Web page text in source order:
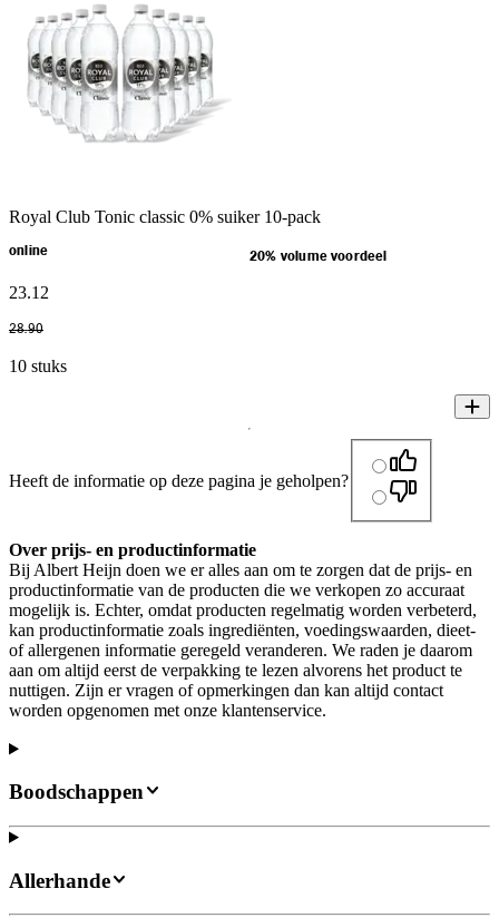
Royal Club Tonic classic 0% suiker 10-pack
online 20% volume voordeel
23.12
28.90
10 stuks
Heeft de informatie op deze pagina je geholpen?
Over prijs- en productinformatie
Bij Albert Heijn doen we er alles aan om te zorgen dat de prijs- en
productinformatie van de producten die we verkopen zo accuraat
mogelijk is. Echter, omdat producten regelmatig worden verbeterd,
kan productinformatie zoals ingrediënten, voedingswaarden, dieet-
of allergenen informatie geregeld veranderen. We raden je daarom
aan om altijd eerst de verpakking te lezen alvorens het product te
nuttigen. Zijn er vragen of opmerkingen dan kan altijd contact
worden opgenomen met onze klantenservice.
Boodschappen
Allerhande